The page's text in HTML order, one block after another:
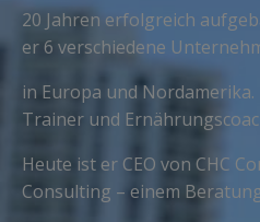
20 Jahren erfolgreich
er 6 verschiedene
in Europa und
Trainer und
Heute ist er CEO von CHC
Consulting – einem